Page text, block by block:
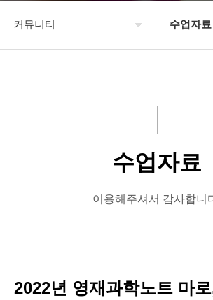
커뮤니티
(구)인트라넷
수업자료
교육원 소
수업자료
이용해주셔서 감사합니
2022년 영재과학노트 마